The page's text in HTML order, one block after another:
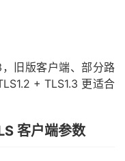
，旧版客户端、部分路
+ TLS1.3 更适合
客户端参数